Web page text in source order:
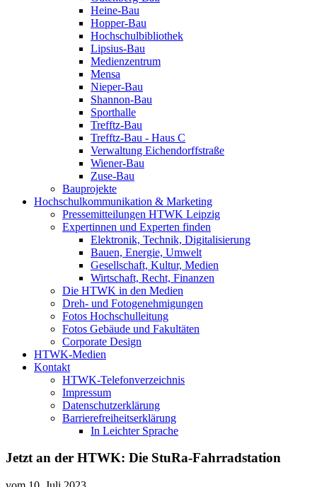
Heine-Bau
Hopper-Bau
Hochschulbibliothek
Lipsius-Bau
Medienzentrum
Mensa
Nieper-Bau
Shannon-Bau
Sporthalle
Trefftz-Bau
Trefftz-Bau - Haus C
Verwaltung Eichendorffstraße
Wiener-Bau
Zuse-Bau
Bauprojekte
Hochschulkommunikation & Marketing
Pressemitteilungen HTWK Leipzig
Expertinnen und Experten finden
Elektronik, Technik, Digitalisierung
Bauen, Energie, Umwelt
Gesellschaft, Kultur, Medien
Wirtschaft, Recht, Finanzen
Die HTWK in den Medien
Dreh- und Fotogenehmigungen
Fotos Hochschulleitung
Fotos Gebäude und Fakultäten
Corporate Design
HTWK-Medien
Kontakt
HTWK-Telefonverzeichnis
Impressum
Datenschutzerklärung
Barrierefreiheitserklärung
In Leichter Sprache
Jetzt an der HTWK: Die StuRa-Fahrradstation